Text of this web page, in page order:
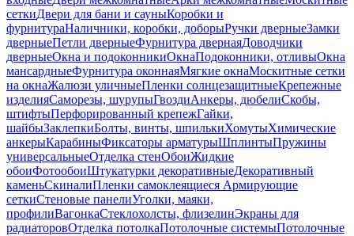
сеткиДвери для бани и сауныКоробки и
фурнитураНаличники, коробки, доборыРучки дверныеЗамки
дверныеПетли дверныеФурнитура двернаяДоводчики
дверныеОкна и подоконникиОкнаПодоконники, отливыОкна
мансардныеФурнитура оконнаяМягкие окнаМоскитные сетки
на окнаЖалюзи уличныеПленки солнцезащитныеКрепежные
изделияСаморезы, шурупыГвоздиАнкеры, дюбелиСкобы,
штифтыПерфорированный крепежГайки,
шайбыЗаклепкиБолты, винты, шпилькиХомутыХимические
анкерыКарабиныФиксаторы арматурыШплинтыПружины
универсальныеОтделка стенОбоиЖидкие
обоиФотообоиШтукатурки декоративныеДекоративный
каменьСкиналиПленки самоклеящиеся Армирующие
сеткиСтеновые панелиУголки, маяки,
профилиВагонкаСтеклохолсты, флизелинЭкраны для
радиаторовОтделка потолкаПотолочные системыПотолочные